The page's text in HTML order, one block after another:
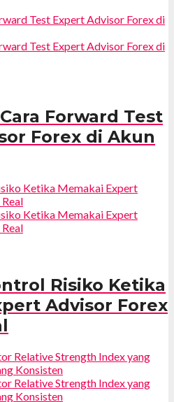
Forward Test
Forex di Akun
Risiko Ketika
Advisor Forex